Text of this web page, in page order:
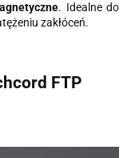
. Idealne do
zakłóceń.
FTP